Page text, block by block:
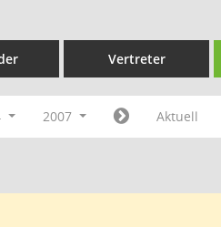
Vertreter
2007 Aktuell